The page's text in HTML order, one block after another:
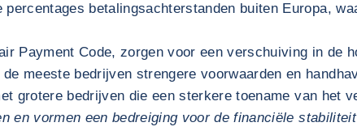
betalingsachterstanden buiten Europa,
Payment Code, zorgen voor een verschuiving in de
meeste bedrijven strengere voorwaarden en
grotere bedrijven die een sterkere toename van het
vormen een bedreiging voor de financiële